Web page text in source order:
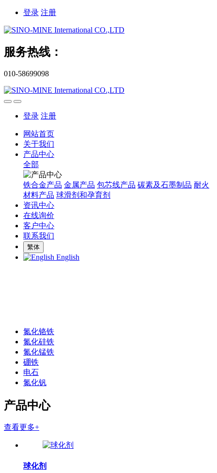
登录 注册
服务热线：
010-58699098
登录 注册
网站首页
关于我们
产品中心
全部
铁合金产品 金属产品 包芯线产品 碳素及石墨制品 耐火
材料产品 球滑剂和孕育剂
资讯中心
在线询价
客户中心
联系我们
繁体
English
氮化铬铁
氮化硅铁
氮化锰铁
硼铁
电石
氮化钒
产品中心
查看更多+
球化剂